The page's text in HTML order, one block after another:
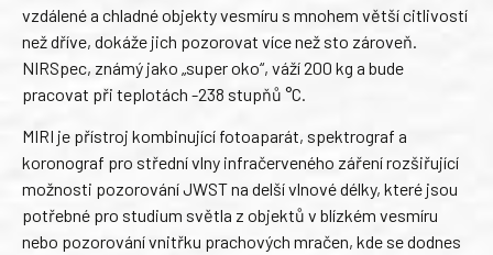
vzdálené a chladné objekty vesmíru s mnohem větší citlivostí
než dříve, dokáže jich pozorovat více než sto zároveň.
NIRSpec, známý jako „super oko“, váží 200 kg a bude
pracovat při teplotách -238 stupňů °C.
MIRI je přístroj kombinující fotoaparát, spektrograf a
koronograf pro střední vlny infračerveného záření rozšiřující
možnosti pozorování JWST na delší vlnové délky, které jsou
potřebné pro studium světla z objektů v blízkém vesmíru
nebo pozorování vnitřku prachových mračen, kde se dodnes